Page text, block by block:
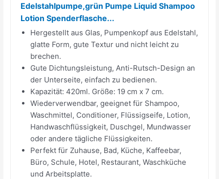
Edelstahlpumpe,grün Pumpe Liquid Shampoo
Lotion Spenderflasche...
Hergestellt aus Glas, Pumpenkopf aus Edelstahl,
glatte Form, gute Textur und nicht leicht zu
brechen.
Gute Dichtungsleistung, Anti-Rutsch-Design an
der Unterseite, einfach zu bedienen.
Kapazität: 420ml. Größe: 19 cm x 7 cm.
Wiederverwendbar, geeignet für Shampoo,
Waschmittel, Conditioner, Flüssigseife, Lotion,
Handwaschflüssigkeit, Duschgel, Mundwasser
oder andere tägliche Flüssigkeiten.
Perfekt für Zuhause, Bad, Küche, Kaffeebar,
Büro, Schule, Hotel, Restaurant, Waschküche
und Arbeitsplatte.